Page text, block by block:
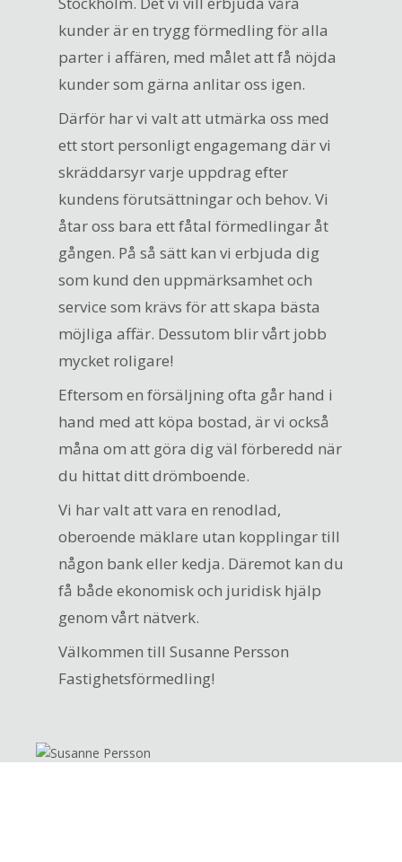
kunder är en trygg förmedling för alla
parter i affären, med målet att få nöjda
kunder som gärna anlitar oss igen.
Därför har vi valt att utmärka oss med
ett stort personligt engagemang där vi
skräddarsyr varje uppdrag efter
kundens förutsättningar och behov. Vi
åtar oss bara ett fåtal förmedlingar åt
gången. På så sätt kan vi erbjuda dig
som kund den uppmärksamhet och
service som krävs för att skapa bästa
möjliga affär. Dessutom blir vårt jobb
mycket roligare!
Eftersom en försäljning ofta går hand i
hand med att köpa bostad, är vi också
måna om att göra dig väl förberedd när
du hittat ditt drömboende.
Vi har valt att vara en renodlad,
oberoende mäklare utan kopplingar till
någon bank eller kedja. Däremot kan du
få både ekonomisk och juridisk hjälp
genom vårt nätverk.
Välkommen till Susanne Persson
Fastighetsförmedling!